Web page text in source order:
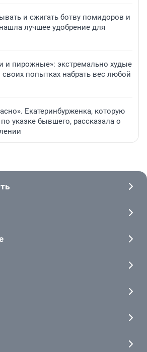
и сжигать ботву помидоров и
лучшее удобрение для
и пирожные»: экстремально худые
попытках набрать вес любой
Екатеринбурженка, которую
указке бывшего, рассказала о